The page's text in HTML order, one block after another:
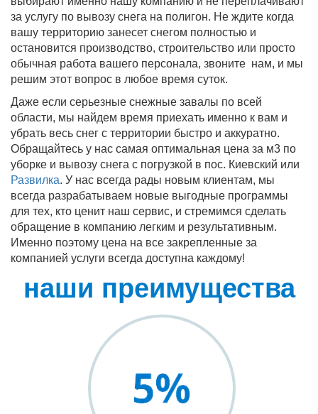
за услугу по вывозу снега на полигон. Не ждите когда
вашу территорию занесет снегом полностью и
остановится производство, строительство или просто
обычная работа вашего персонала, звоните нам, и мы
решим этот вопрос в любое время суток.
Даже если серьезные снежные завалы по всей
области, мы найдем время приехать именно к вам и
убрать весь снег с территории быстро и аккуратно.
Обращайтесь у нас самая оптимальная цена за м3 по
уборке и вывозу снега с погрузкой в пос. Киевский или
Развилка. У нас всегда рады новым клиентам, мы
всегда разрабатываем новые выгодные программы
для тех, кто ценит наш сервис, и стремимся сделать
обращение в компанию легким и результативным.
Именно поэтому цена на все закрепленные за
компанией услуги всегда доступна каждому!
наши преимущества